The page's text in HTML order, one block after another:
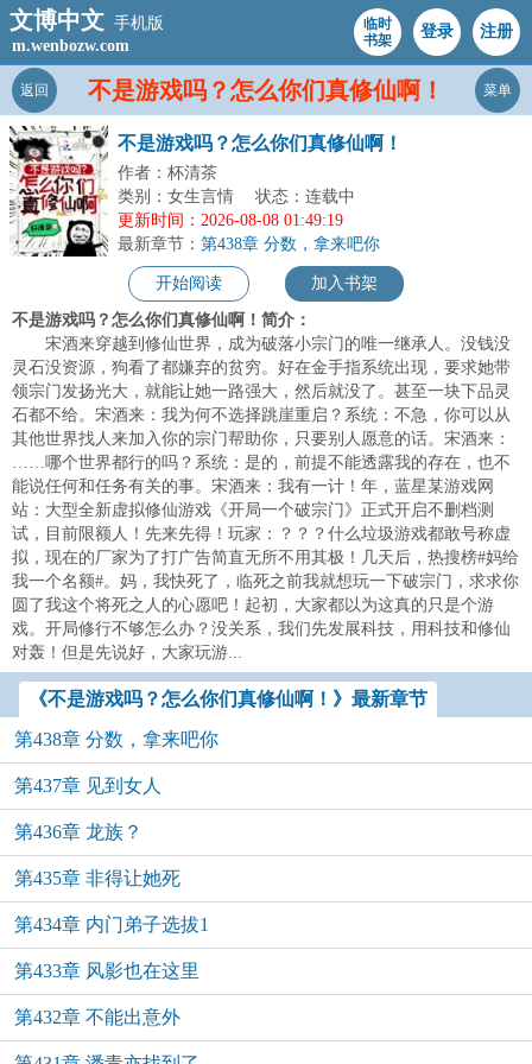
文博中文 手机版
m.wenbozw.com
临时
书架
登录 注册
不是游戏吗？怎么你们真修仙啊！
返回 菜单
不是游戏吗？怎么你们真修仙啊！
作者：杯清茶
类别：女生言情
状态：连载中
更新时间：2026-08-08 01:49:19
最新章节： 第438章 分数，拿来吧你
开始阅读 加入书架
不是游戏吗？怎么你们真修仙啊！简介：
宋酒来穿越到修仙世界，成为破落小宗门的唯一继承人。没钱没
灵石没资源，狗看了都嫌弃的贫穷。好在金手指系统出现，要求她带
领宗门发扬光大，就能让她一路强大，然后就没了。甚至一块下品灵
石都不给。宋酒来：我为何不选择跳崖重启？系统：不急，你可以从
其他世界找人来加入你的宗门帮助你，只要别人愿意的话。宋酒来：
……哪个世界都行的吗？系统：是的，前提不能透露我的存在，也不
能说任何和任务有关的事。宋酒来：我有一计！年，蓝星某游戏网
站：大型全新虚拟修仙游戏《开局一个破宗门》正式开启不删档测
试，目前限额人！先来先得！玩家：？？？什么垃圾游戏都敢号称虚
拟，现在的厂家为了打广告简直无所不用其极！几天后，热搜榜#妈给
我一个名额#。妈，我快死了，临死之前我就想玩一下破宗门，求求你
圆了我这个将死之人的心愿吧！起初，大家都以为这真的只是个游
戏。开局修行不够怎么办？没关系，我们先发展科技，用科技和修仙
对轰！但是先说好，大家玩游...
《不是游戏吗？怎么你们真修仙啊！》最新章节
第438章 分数，拿来吧你
第437章 见到女人
第436章 龙族？
第435章 非得让她死
第434章 内门弟子选拔1
第433章 风影也在这里
第432章 不能出意外